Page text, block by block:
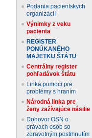
Podania pacientskych
organizácií
Výnimky z veku
pacienta
REGISTER
PONÚKANÉHO
MAJETKU ŠTÁTU
Centrálny register
pohľadávok štátu
Linka pomoci pre
problémy s hraním
Národná linka pre
ženy zažívajúce násilie
Dohovor OSN o
právach osôb so
zdravotným postihnutím